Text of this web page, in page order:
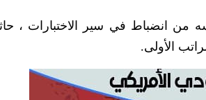
من انضباط في سير الاختبارات ،
الأولى.